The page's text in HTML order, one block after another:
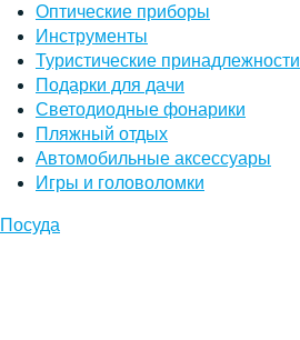
Оптические приборы
Инструменты
Туристические принадлежности
Подарки для дачи
Светодиодные фонарики
Пляжный отдых
Автомобильные аксессуары
Игры и головоломки
Посуда